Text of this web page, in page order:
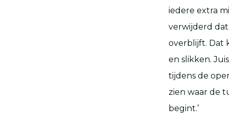
iedere extra
verwijderd
overblijft. Dat
en slikken.
tijdens de
zien waar de
begint.’